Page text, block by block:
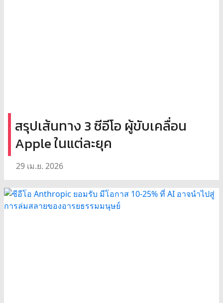
สรุปเส้นทาง 3 ซีอีโอ ผู้ขับเคลื่อน
Apple ในแต่ละยุค
29 เม.ย. 2026